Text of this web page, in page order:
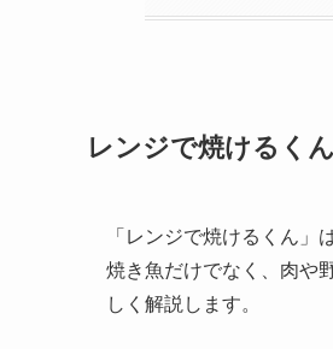
レンジで焼けるく
「レンジで焼けるくん」
焼き魚だけでなく、肉や
しく解説します。